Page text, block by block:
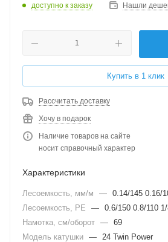
доступно к заказу
Нашли
Купить в 1 клик
Рассчитать доставку
Хочу в подарок
Наличие товаров на сайте
носит справочный характер
Характеристики
Лесоемкость, мм/м — 0.14/145 0.16/
Лесоемкость, PE
— 0.6/150 0.8/110
Намотка, см/оборот — 69
Модель катушки — 24 Twin Power